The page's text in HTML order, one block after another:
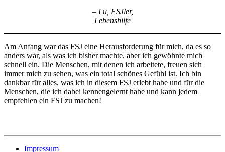
– Lu, FSJler,
Lebenshilfe
Am Anfang war das FSJ eine Herausforderung für mich, da es so
anders war, als was ich bisher machte, aber ich gewöhnte mich
schnell ein. Die Menschen, mit denen ich arbeitete, freuen sich
immer mich zu sehen, was ein total schönes Gefühl ist. Ich bin
dankbar für alles, was ich in diesem FSJ erlebt habe und für die
Menschen, die ich dabei kennengelernt habe und kann jedem
empfehlen ein FSJ zu machen!
Impressum